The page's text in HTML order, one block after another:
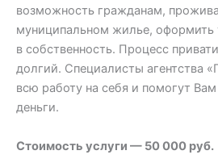
возможность гражданам,
муниципальном жилье,
в собственность. Процесс
долгий. Специалисты агентства
всю работу на себя и помогут
деньги.
Стоимость услуги — 50 000 руб.